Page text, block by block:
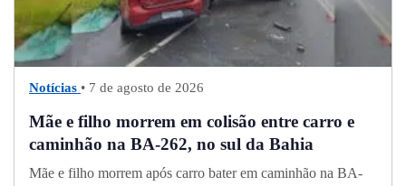
Notícias • 7 de agosto de 2026
Mãe e filho morrem em colisão entre carro e
caminhão na BA-262, no sul da Bahia
Mãe e filho morrem após carro bater em caminhão na BA-